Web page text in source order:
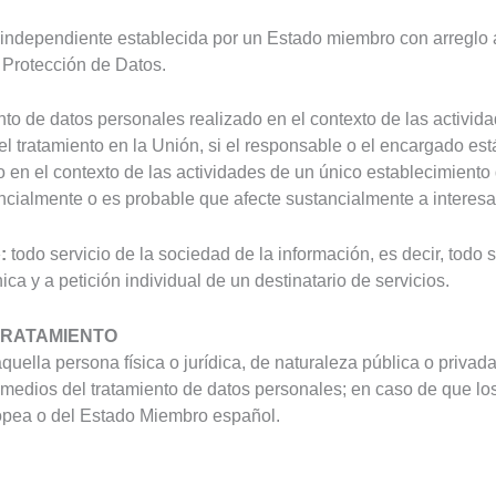
establecida por un Estado miembro con
de Datos.
de datos personales realizado en el contexto de las
tratamiento en la Unión, si el responsable o el encargado
el contexto de las actividades de un único
o es probable que afecte sustancialmente a
todo servicio de la sociedad de la información, es decir, todo
y a petición individual de un destinatario de servicios.
persona física o jurídica, de naturaleza pública o
del tratamiento de datos personales; en caso de que
o del Estado Miembro español.